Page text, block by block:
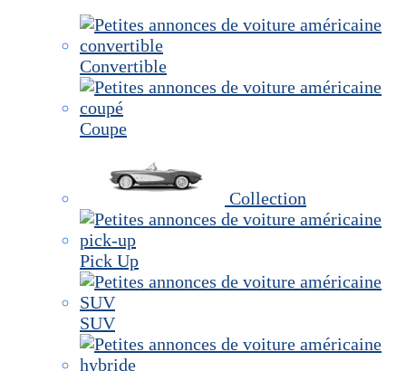
Convertible
Coupe
Collection
Pick Up
SUV